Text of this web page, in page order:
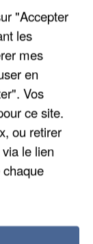
"Accepter
les
mes
en
Vos
ce site.
ou retirer
le lien